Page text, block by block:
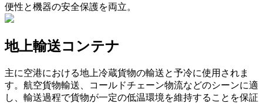
便性と機器の安全保護を両立。
地上輸送コンテナ
主に空港における地上冷蔵貨物の輸送と予冷に使用されま
す。航空貨物輸送、コールドチェーン物流などのシーンに適
し、輸送過程で貨物が一定の低温環境を維持することを保証